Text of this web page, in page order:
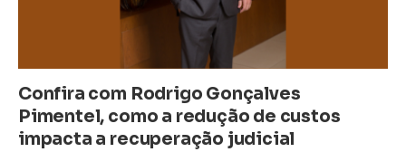
Confira com Rodrigo Gonçalves
Pimentel, como a redução de custos
impacta a recuperação judicial